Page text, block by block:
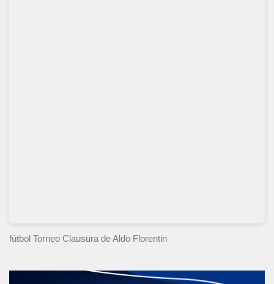
fútbol Torneo Clausura de Aldo Florentin